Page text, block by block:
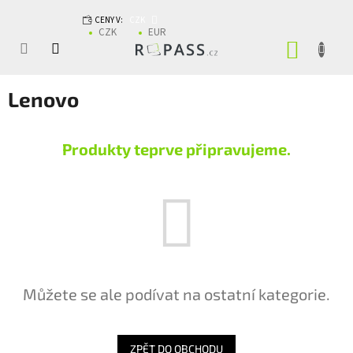
CENY V:
CZK EUR
Lenovo
Produkty teprve připravujeme.
Můžete se ale podívat na ostatní kategorie.
ZPĚT DO OBCHODU